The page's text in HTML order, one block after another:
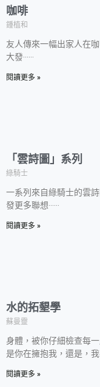
咖啡
鍾植和
友人傳來一幅出家人在
大發‧‧‧‧‧‧
閱讀更多 »
「雲詩圖」系列
綠騎士
一系列來自綠騎士的雲
發更多聯想‧‧‧‧‧‧
閱讀更多 »
水的拓墾學
蘇曼靈
身體，被你仔細檢查每
是你在擁抱我，還是，我在
閱讀更多 »